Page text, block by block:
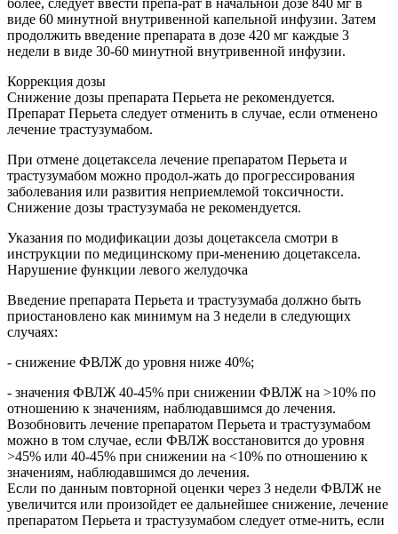
виде 60 минутной внутривенной капельной инфузии. Затем
продолжить введение препарата в дозе 420 мг каждые 3
недели в виде 30-60 минутной внутривенной инфузии.
Коррекция дозы
Снижение дозы препарата Перьета не рекомендуется.
Препарат Перьета следует отменить в случае, если отменено
лечение трастузумабом.
При отмене доцетаксела лечение препаратом Перьета и
трастузумабом можно продол-жать до прогрессирования
заболевания или развития неприемлемой токсичности.
Снижение дозы трастузумаба не рекомендуется.
Указания по модификации дозы доцетаксела смотри в
инструкции по медицинскому при-менению доцетаксела.
Нарушение функции левого желудочка
Введение препарата Перьета и трастузумаба должно быть
приостановлено как минимум на 3 недели в следующих
случаях:
- снижение ФВЛЖ до уровня ниже 40%;
- значения ФВЛЖ 40-45% при снижении ФВЛЖ на >10% по
отношению к значениям, наблюдавшимся до лечения.
Возобновить лечение препаратом Перьета и трастузумабом
можно в том случае, если ФВЛЖ восстановится до уровня
>45% или 40-45% при снижении на <10% по отношению к
значениям, наблюдавшимся до лечения.
Если по данным повторной оценки через 3 недели ФВЛЖ не
увеличится или произойдет ее дальнейшее снижение, лечение
препаратом Перьета и трастузумабом следует отме-нить, если